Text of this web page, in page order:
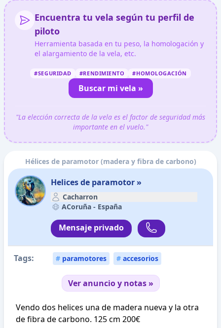
Encuentra tu vela según tu perfil de
piloto
Herramienta basada en tu peso, la homologación y
el alargamiento de la vela, etc.
#SEGURIDAD #RENDIMIENTO #HOMOLOGACIÓN
Buscar mi vela »
"La elección correcta de la vela es el factor de seguridad más
importante en el vuelo."
Hélices de paramotor (madera y fibra de carbono)
Helices de paramotor »
Cacharron
ACoruña - España
Mensaje privado
Tags: # paramotores # accesorios
Ver anuncio y notas »
Vendo dos helices una de madera nueva y la otra
de fibra de carbono. 125 cm 200€